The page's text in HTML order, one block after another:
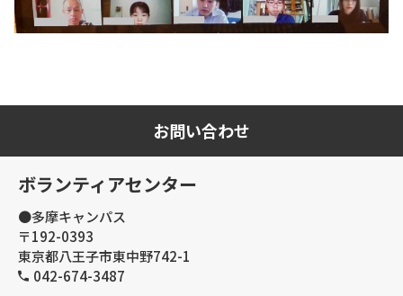
お問い合わせ
ボランティアセンター
●多摩キャンパス
〒192-0393
東京都八王子市東中野742-1
042-674-3487